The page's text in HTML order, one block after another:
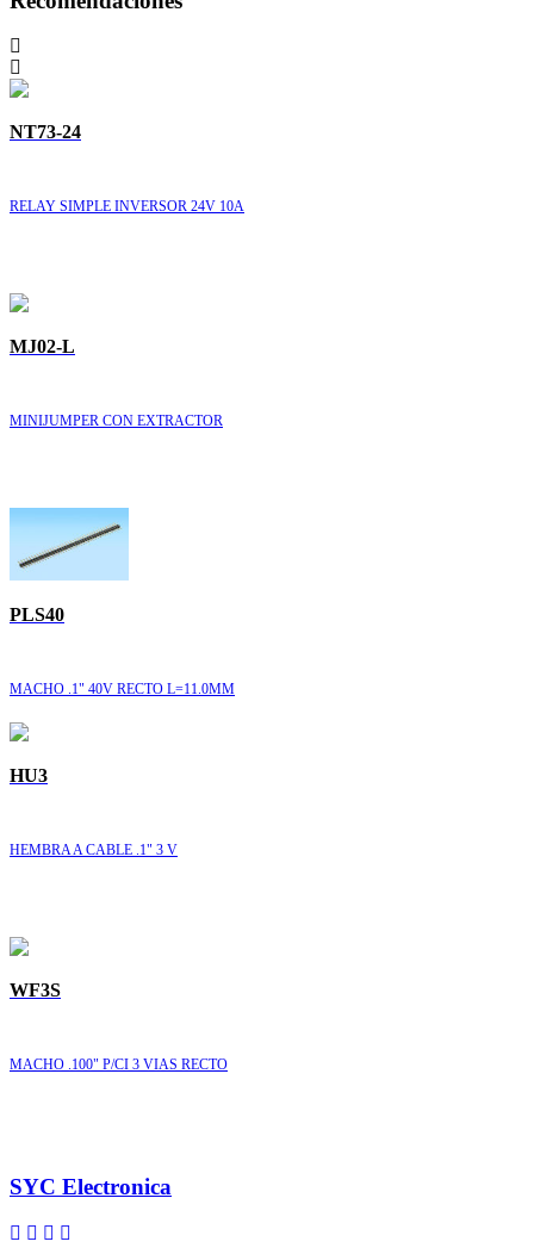
NT73-24
RELAY SIMPLE INVERSOR 24V 10A
MJ02-L
MINIJUMPER CON EXTRACTOR
PLS40
MACHO .1" 40V RECTO L=11.0MM
HU3
HEMBRA A CABLE .1" 3 V
WF3S
MACHO .100" P/CI 3 VIAS RECTO
SYC Electronica